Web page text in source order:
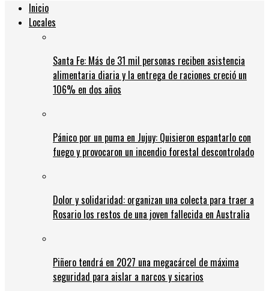
Inicio
Locales
Santa Fe: Más de 31 mil personas reciben asistencia
alimentaria diaria y la entrega de raciones creció un
106% en dos años
Pánico por un puma en Jujuy: Quisieron espantarlo con
fuego y provocaron un incendio forestal descontrolado
Dolor y solidaridad: organizan una colecta para traer a
Rosario los restos de una joven fallecida en Australia
Piñero tendrá en 2027 una megacárcel de máxima
seguridad para aislar a narcos y sicarios